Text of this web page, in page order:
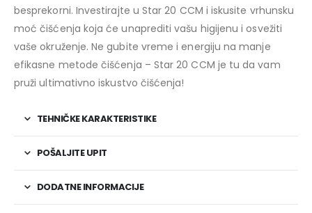
besprekorni. Investirajte u Star 20 CCM i iskusite vrhunsku
moć čišćenja koja će unaprediti vašu higijenu i osvežiti
vaše okruženje. Ne gubite vreme i energiju na manje
efikasne metode čišćenja – Star 20 CCM je tu da vam
pruži ultimativno iskustvo čišćenja!
TEHNIČKE KARAKTERISTIKE
POŠALJITE UPIT
DODATNE INFORMACIJE